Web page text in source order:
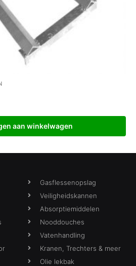
aan winkelwagen
Gasflessenopslag
Veiligheidskannen
Absorptiemiddelen
Nooddouches
Vatenhandling
Kranen, Trechters & meer
Olie lekbak